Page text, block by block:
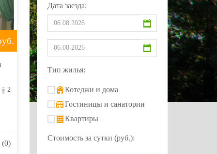
2
Дата заезда:
Тип жилья:
Котеджи и дома
Гостиницы и санатории
Квартиры
Стоимость за сутки (руб.):